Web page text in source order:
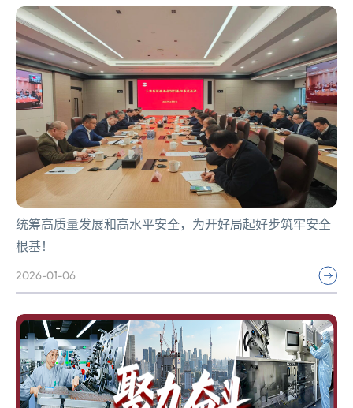
统筹高质量发展和高水平安全，为开好局起好步筑牢安全
根基！
2026-01-06